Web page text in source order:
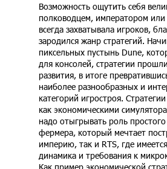
Возможность ощутить себя
полководцем, императором или
всегда захватывала игроков,
зародился жанр стратегий.
пиксельных пустынь Dune,
для консолей, стратегии
развития, в итоге
наиболее разнообразных и
категорий игростроя.
как экономическими
надо отыгрывать роль
фермера, который мечтает
империю, так и RTS, где
динамика и требования к